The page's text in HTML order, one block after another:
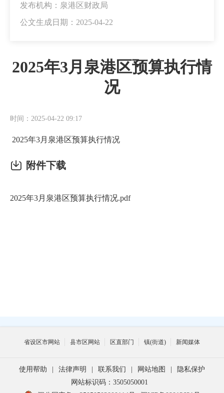
发布机构：泉港区财政局
公文生成日期：2025-04-22
2025年3月泉港区预算执行情
况
时间：2025-04-22 09:17
2025年3月泉港区预算执行情况
附件下载
2025年3月泉港区预算执行情况.pdf
省设区市网站 县市区网站 区直部门 镇(街道) 新闻媒体
使用帮助 | 法律声明 | 联系我们 | 网站地图 |
隐私保护
网站标识码：3505050001